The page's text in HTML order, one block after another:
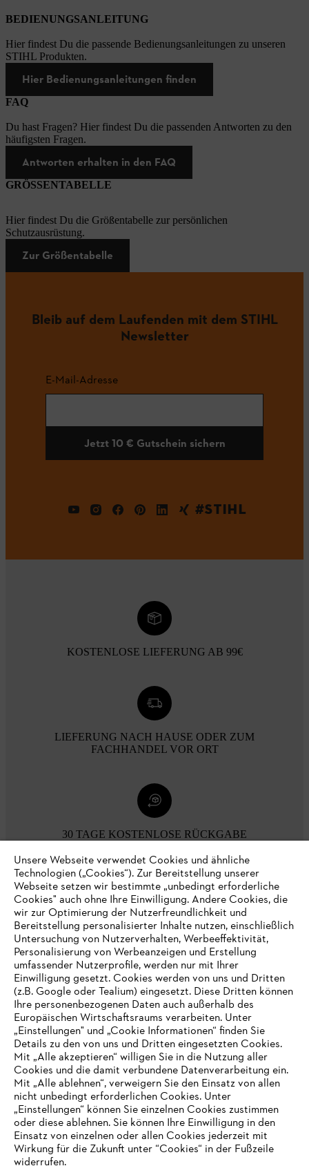
BEDIENUNGSANLEITUNG
Hier findest Du die passende Bedienungsanleitungen zu unseren
STIHL Produkten.
Hier Bedienungsanleitungen finden
FAQ
Du hast Fragen? Hier findest Du die passenden Antworten zu den
häufigsten Fragen.
Antworten erhalten in den FAQ
GRÖSSENTABELLE
Hier findest Du die Größentabelle zur persönlichen
Schutzausrüstung.
Zur Größentabelle
Bleib auf dem Laufenden mit dem STIHL
Newsletter
E-Mail-Adresse
Jetzt 10 € Gutschein sichern
#STIHL
KOSTENLOSE LIEFERUNG AB 99€
LIEFERUNG NACH HAUSE ODER ZUM
FACHHANDEL VOR ORT
30 TAGE KOSTENLOSE RÜCKGABE
Zahlungsmöglichkeiten
Unternehmen
Online Shop
Service
IHR BROWSER WIRD NICHT
UNTERSTÜTZT
Unsere Webseite verwendet Cookies und ähnliche
Technologien („Cookies“). Zur Bereitstellung unserer
Webseite setzen wir bestimmte „unbedingt erforderliche
Cookies" auch ohne Ihre Einwilligung. Andere Cookies, die
wir zur Optimierung der Nutzerfreundlichkeit und
Bereitstellung personalisierter Inhalte nutzen, einschließlich
Untersuchung von Nutzerverhalten, Werbeeffektivität,
Personalisierung von Werbeanzeigen und Erstellung
umfassender Nutzerprofile, werden nur mit Ihrer
Einwilligung gesetzt. Cookies werden von uns und Dritten
(z.B. Google oder Tealium) eingesetzt. Diese Dritten können
Ihre personenbezogenen Daten auch außerhalb des
Europäischen Wirtschaftsraums verarbeiten. Unter
„Einstellungen" und „Cookie Informationen“ finden Sie
Details zu den von uns und Dritten eingesetzten Cookies.
Mit „Alle akzeptieren“ willigen Sie in die Nutzung aller
Cookies und die damit verbundene Datenverarbeitung ein.
Mit „Alle ablehnen“, verweigern Sie den Einsatz von allen
nicht unbedingt erforderlichen Cookies. Unter
„Einstellungen“ können Sie einzelnen Cookies zustimmen
oder diese ablehnen. Sie können Ihre Einwilligung in den
Einsatz von einzelnen oder allen Cookies jederzeit mit
Wirkung für die Zukunft unter “Cookies“ in der Fußzeile
widerrufen.